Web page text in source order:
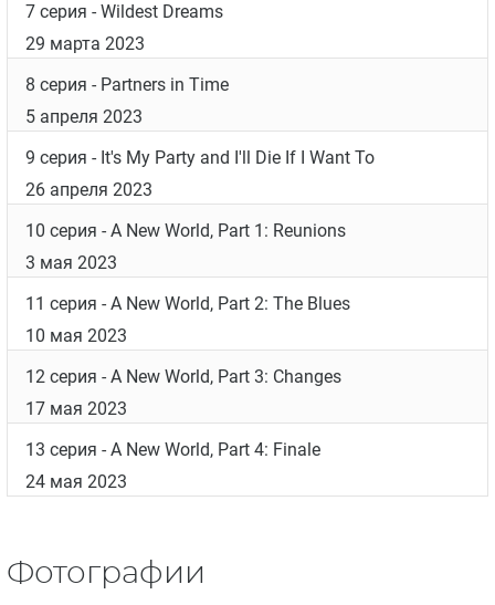
7 серия - Wildest Dreams
29 марта 2023
8 серия - Partners in Time
5 апреля 2023
9 серия - It's My Party and I'll Die If I Want To
26 апреля 2023
10 серия - A New World, Part 1: Reunions
3 мая 2023
11 серия - A New World, Part 2: The Blues
10 мая 2023
12 серия - A New World, Part 3: Changes
17 мая 2023
13 серия - A New World, Part 4: Finale
24 мая 2023
Фотографии